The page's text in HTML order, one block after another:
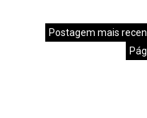
Postagem mais